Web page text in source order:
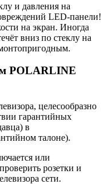
и давления на
LED-панели!
на экран. Иногда
вниз по стеклу на
POLARLINE
целесообразно
гарантийных
в
талоне).
или
розетки и
сети.